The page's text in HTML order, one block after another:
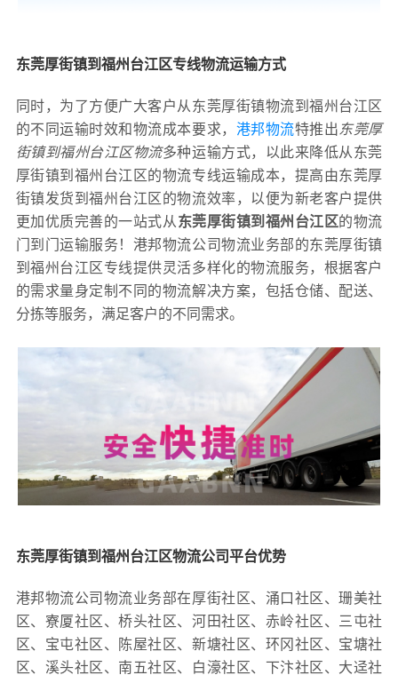
东莞厚街镇到福州台江区专线物流运输方式
同时，为了方便广大客户从东莞厚街镇物流到福州台江区
的不同运输时效和物流成本要求， 港邦物流特推出东莞厚
街镇到福州台江区物流多种运输方式，以此来降低从东莞
厚街镇到福州台江区的物流专线运输成本，提高由东莞厚
街镇发货到福州台江区的物流效率，以便为新老客户提供
更加优质完善的一站式从 东莞厚街镇到福州台江区的物流
门到门运输服务！港邦物流公司物流业务部的东莞厚街镇
到福州台江区专线提供灵活多样化的物流服务，根据客户
的需求量身定制不同的物流解决方案，包括仓储、配送、
分拣等服务，满足客户的不同需求。
东莞厚街镇到福州台江区物流公司平台优势
港邦物流公司物流业务部在厚街社区、涌口社区、珊美社
区、寮厦社区、桥头社区、河田社区、赤岭社区、三屯社
区、宝屯社区、陈屋社区、新塘社区、环冈社区、宝塘社
区、溪头社区、南五社区、白濠社区、下汴社区、大迳社